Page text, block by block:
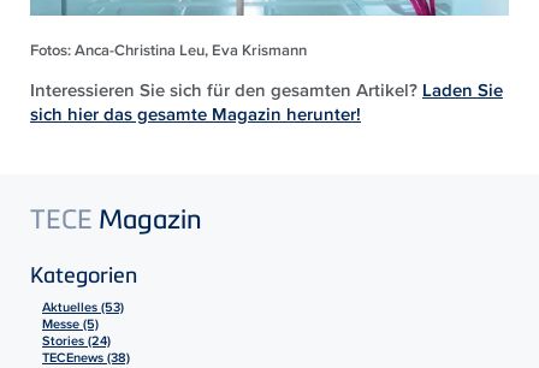
Fotos: Anca-Christina Leu, Eva Krismann
Interessieren Sie sich für den gesamten Artikel? Laden Sie
sich hier das gesamte Magazin herunter!
TECE Magazin
Kategorien
Aktuelles (53)
Messe (5)
Stories (24)
TECEnews (38)